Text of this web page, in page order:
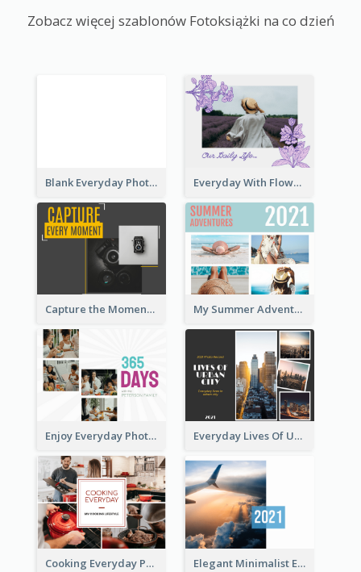
Zobacz więcej szablonów Fotoksiążki na co dzień
Blank Everyday Photo Book Everyday With Flowers Photo Book
Capture the Moment Everyday Photo Book My Summer Adventure Everyday Photo Book
Enjoy Everyday Photo Book Everyday Lives Of Urban Photo Book
Cooking Everyday Photo Book Elegant Minimalist Everyday Photo Book